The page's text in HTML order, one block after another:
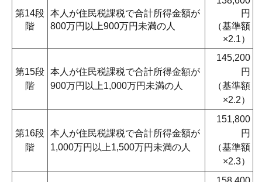
第14段
階
本人が住民税課税で合計所得金額が
800万円以上900万円未満の人
円
（基準額
×2.1）
第15段
階
本人が住民税課税で合計所得金額が
900万円以上1,000万円未満の人
145,200
円
（基準額
×2.2）
第16段
階
本人が住民税課税で合計所得金額が
1,000万円以上1,500万円未満の人
151,800
円
（基準額
×2.3）